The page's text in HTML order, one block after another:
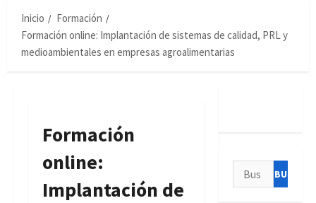
Inicio
Formación
Formación online: Implantación de sistemas de calidad, PRL y
medioambientales en empresas agroalimentarias
Formación
online:
Implantación de
Buscar: